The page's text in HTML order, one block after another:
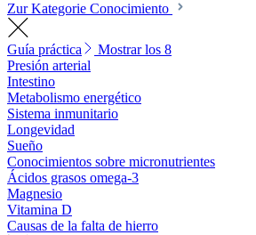
Zur Kategorie Conocimiento
Guía práctica
Mostrar los 8
Presión arterial
Intestino
Metabolismo energético
Sistema inmunitario
Longevidad
Sueño
Conocimientos sobre micronutrientes
Ácidos grasos omega-3
Magnesio
Vitamina D
Causas de la falta de hierro